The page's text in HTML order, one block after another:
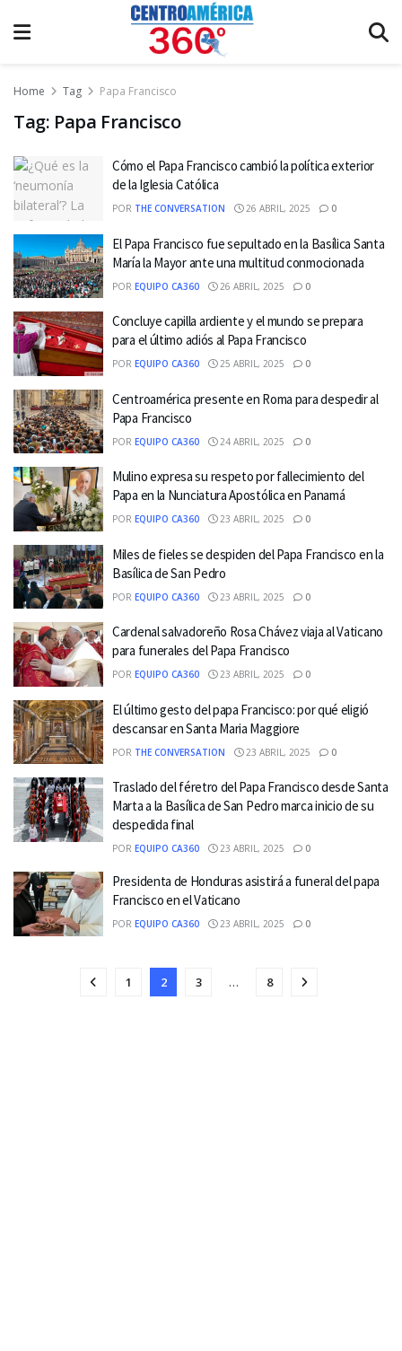
Home Tag Papa Francisco
Tag: Papa Francisco
Cómo el Papa Francisco cambió la política exterior
de la Iglesia Católica
POR THE CONVERSATION 26 ABRIL, 2025 0
El Papa Francisco fue sepultado en la Basílica Santa
María la Mayor ante una multitud conmocionada
POR EQUIPO CA360 26 ABRIL, 2025 0
Concluye capilla ardiente y el mundo se prepara
para el último adiós al Papa Francisco
POR EQUIPO CA360 25 ABRIL, 2025 0
Centroamérica presente en Roma para despedir al
Papa Francisco
POR EQUIPO CA360 24 ABRIL, 2025 0
Mulino expresa su respeto por fallecimiento del
Papa en la Nunciatura Apostólica en Panamá
POR EQUIPO CA360 23 ABRIL, 2025 0
Miles de fieles se despiden del Papa Francisco en la
Basílica de San Pedro
POR EQUIPO CA360 23 ABRIL, 2025 0
Cardenal salvadoreño Rosa Chávez viaja al Vaticano
para funerales del Papa Francisco
POR EQUIPO CA360 23 ABRIL, 2025 0
El último gesto del papa Francisco: por qué eligió
descansar en Santa Maria Maggiore
POR THE CONVERSATION 23 ABRIL, 2025 0
Traslado del féretro del Papa Francisco desde Santa
Marta a la Basílica de San Pedro marca inicio de su
despedida final
POR EQUIPO CA360 23 ABRIL, 2025 0
Presidenta de Honduras asistirá a funeral del papa
Francisco en el Vaticano
POR EQUIPO CA360 23 ABRIL, 2025 0
1 2 3 … 8